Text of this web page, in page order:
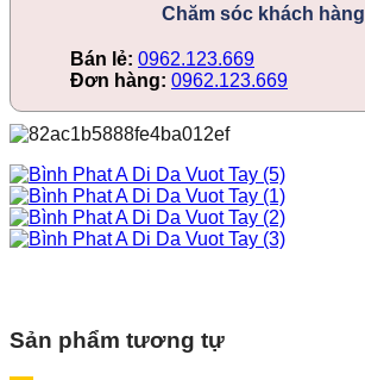
Chăm sóc khách hàng
Bán lẻ: 0962.123.669
Đơn hàng: 0962.123.669
Sản phẩm tương tự